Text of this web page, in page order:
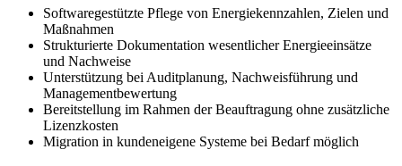
Softwaregestützte Pflege von Energiekennzahlen, Zielen und
Maßnahmen
Strukturierte Dokumentation wesentlicher Energieeinsätze
und Nachweise
Unterstützung bei Auditplanung, Nachweisführung und
Managementbewertung
Bereitstellung im Rahmen der Beauftragung ohne zusätzliche
Lizenzkosten
Migration in kundeneigene Systeme bei Bedarf möglich